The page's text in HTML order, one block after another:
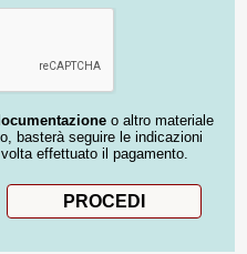
o altro materiale
basterà seguire le indicazioni
effettuato il pagamento.